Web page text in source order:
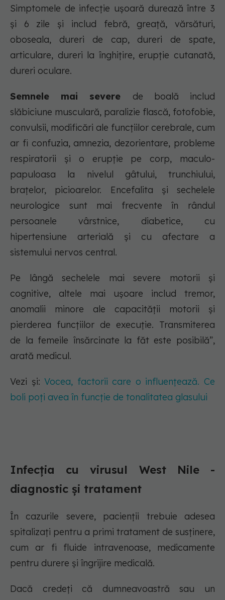
Simptomele de infecţie uşoară durează între 3
şi 6 zile şi includ febră, greaţă, vărsături,
oboseala, dureri de cap, dureri de spate,
articulare, dureri la înghiţire, erupţie cutanată,
dureri oculare.
Semnele mai severe de boală includ
slăbiciune musculară, paralizie flască, fotofobie,
convulsii, modificări ale funcţiilor cerebrale, cum
ar fi confuzia, amnezia, dezorientare, probleme
respiratorii şi o erupţie pe corp, maculo-
papuloasa la nivelul gâtului, trunchiului,
braţelor, picioarelor. Encefalita şi sechelele
neurologice sunt mai frecvente în rândul
persoanele vârstnice, diabetice, cu
hipertensiune arterială şi cu afectare a
sistemului nervos central.
Pe lângă sechelele mai severe motorii şi
cognitive, altele mai uşoare includ tremor,
anomalii minore ale capacităţii motorii şi
pierderea funcţiilor de execuţie. Transmiterea
de la femeile însărcinate la făt este posibilă”,
arată medicul.
Vezi și:Vocea, factorii care o influențează. Ce
boli poți avea în funcție de tonalitatea glasului
Infecția cu virusul West Nile -
diagnostic și tratament
În cazurile severe, pacienții trebuie adesea
spitalizați pentru a primi tratament de susținere,
cum ar fi fluide intravenoase, medicamente
pentru durere și îngrijire medicală.
Dacă credeți că dumneavoastră sau un